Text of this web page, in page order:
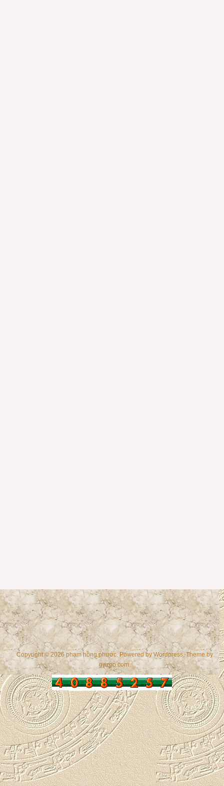
Copyright © 2026 phạm hồng phước. Powered byWordpress, Theme by
gazpo.com.